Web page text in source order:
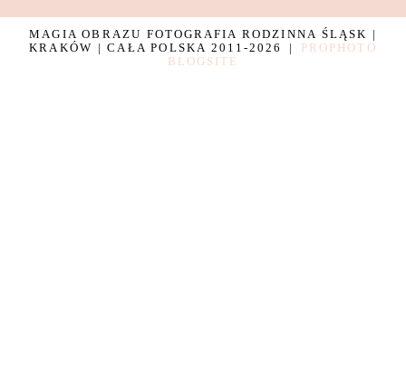
MAGIA OBRAZU FOTOGRAFIA RODZINNA ŚLĄSK |
KRAKÓW | CAŁA POLSKA 2011-2026
|
PROPHOTO
BLOGSITE